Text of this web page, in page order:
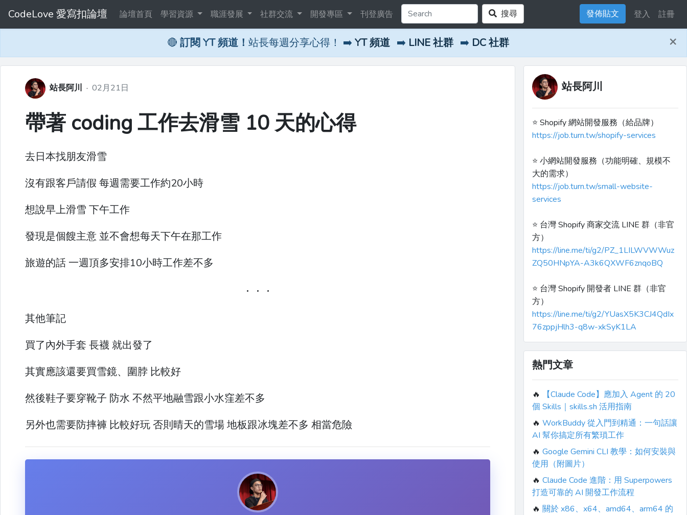
CodeLove 愛寫扣論壇 論壇首頁 學習資源 職涯發展 社群交流 開發專區 刊登廣告 搜尋 發佈貼文 登入 註冊
🔴 訂閱 YT 頻道！ 站長每週分享心得！ ➡️ YT 頻道 ➡️ LINE 社群 ➡️ DC 社群 ×
站長阿川 · 02月21日
帶著 coding 工作去滑雪 10 天的心得
去日本找朋友滑雪
沒有跟客戶請假 每週需要工作約20小時
想說早上滑雪 下午工作
發現是個餿主意 並不會想每天下午在那工作
旅遊的話 一週頂多安排10小時工作差不多
其他筆記
買了內外手套 長襪 就出發了
其實應該還要買雪鏡、圍脖 比較好
然後鞋子要穿靴子 防水 不然平地融雪跟小水窪差不多
另外也需要防摔褲 比較好玩 否則晴天的雪場 地板跟冰塊差不多 相當危險
站長阿川
⭐️ Shopify 網站開發服務（給品牌）
https://job.turn.tw/shopify-services
⭐️ 小網站開發服務（功能明確、規模不
大的需求）
https://job.turn.tw/small-website-
services
⭐️ 台灣 Shopify 商家交流 LINE 群（非官
方）
https://line.me/ti/g2/PZ_1LILWVWWuz
ZQ50HNpYA-A3k6QXWF6znqoBQ
⭐️ 台灣 Shopify 開發者 LINE 群（非官
方）
https://line.me/ti/g2/YUasX5K3CJ4QdIx
76zppjHlh3-q8w-xkSyK1LA
熱門文章
🔥
【Claude Code】應加入 Agent 的 20
個 Skills｜skills.sh 活用指南
🔥 WorkBuddy 從入門到精通：一句話讓
AI 幫你搞定所有繁瑣工作
🔥 Google Gemini CLI 教學：如何安裝與
使用（附圖片）
🔥 Claude Code 進階：用 Superpowers
打造可靠的 AI 開發工作流程
🔥 關於 x86、x64、amd64、arm64 的